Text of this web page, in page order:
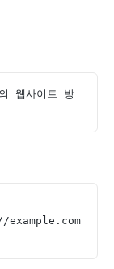
웹사이트 방